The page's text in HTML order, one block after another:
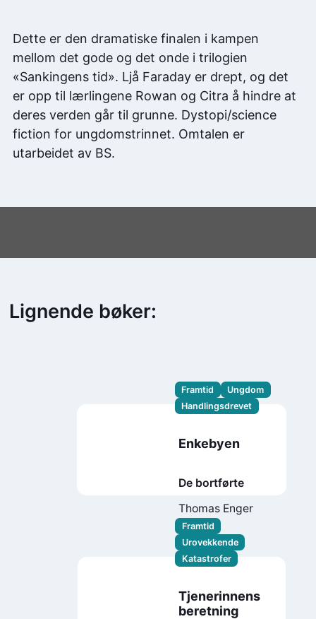
Dette er den dramatiske finalen i kampen
mellom det gode og det onde i trilogien
«Sankingens tid». Ljå Faraday er drept, og det
er opp til lærlingene Rowan og Citra å hindre at
deres verden går til grunne. Dystopi/science
fiction for ungdomstrinnet. Omtalen er
utarbeidet av BS.
Lignende bøker:
Framtid
Ungdom
Handlingsdrevet
Enkebyen
De bortførte
Thomas Enger
Framtid
Urovekkende
Katastrofer
Tjenerinnens
beretning